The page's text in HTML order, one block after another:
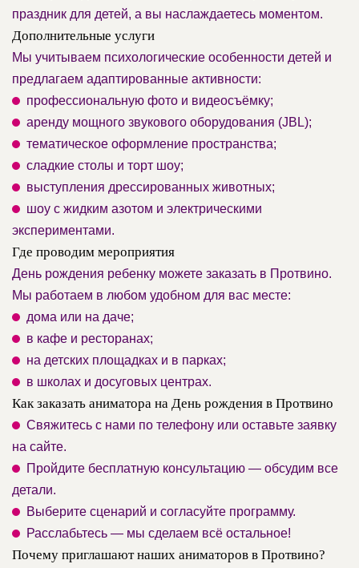
праздник для детей, а вы наслаждаетесь моментом.
Дополнительные услуги
Мы учитываем психологические особенности детей и
предлагаем адаптированные активности:
профессиональную фото и видеосъёмку;
аренду мощного звукового оборудования (JBL);
тематическое оформление пространства;
сладкие столы и торт шоу;
выступления дрессированных животных;
шоу с жидким азотом и электрическими
экспериментами.
Где проводим мероприятия
День рождения ребенку можете заказать в Протвино.
Мы работаем в любом удобном для вас месте:
дома или на даче;
в кафе и ресторанах;
на детских площадках и в парках;
в школах и досуговых центрах.
Как заказать аниматора на День рождения в Протвино
Свяжитесь с нами по телефону или оставьте заявку
на сайте.
Пройдите бесплатную консультацию — обсудим все
детали.
Выберите сценарий и согласуйте программу.
Расслабьтесь — мы сделаем всё остальное!
Почему приглашают наших аниматоров в Протвино?